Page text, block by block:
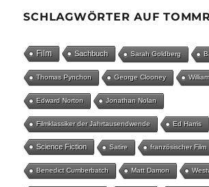
SCHLAGWÖRTER AUF
Film Sachbuch Sarah Goldberg
Thomas Pynchon George Clooney
Edward Norton Jonathan Nolan
Filmklassiker der Jahrtausendwende Ed Harris
Science Fiction Satire französischer Film
Benedict Cumberbatch Matt Damon